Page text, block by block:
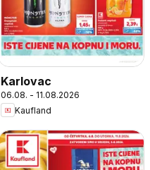
Karlovac
06.08. - 11.08.2026
Kaufland